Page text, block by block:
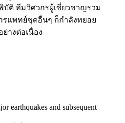
ติ ทีมวิศวกรผู้เชี่ยวชาญรวม
แพทย์ชุดอื่นๆ ก็กำลังทยอย
างต่อเนื่อง
earthquakes and subsequent